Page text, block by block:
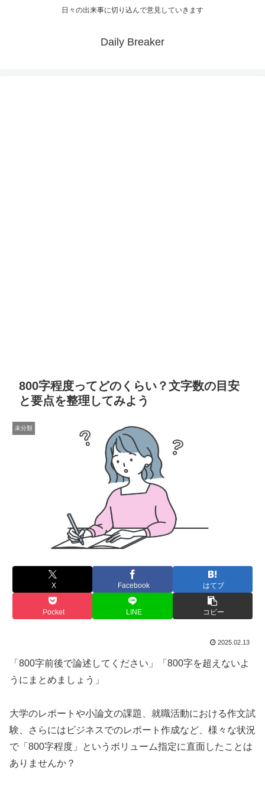
日々の出来事に切り込んで意見していきます
Daily Breaker
800字程度ってどのくらい？文字数の目安
と要点を整理してみよう
未分類
X Facebook はてブ
Pocket LINE コピー
2025.02.13
「800字前後で論述してください」「800字を超えないよ
うにまとめましょう」
大学のレポートや小論文の課題、就職活動における作文試
験、さらにはビジネスでのレポート作成など、様々な状況
で「800字程度」というボリューム指定に直面したことは
ありませんか？